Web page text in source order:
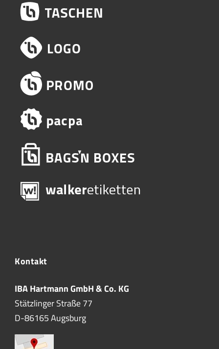
Kontakt
IBA Hartmann GmbH & Co. KG
Stätzlinger Straße 77
D-86165 Augsburg